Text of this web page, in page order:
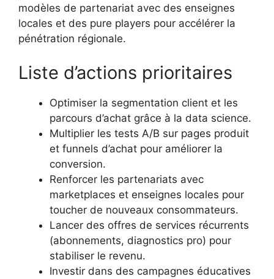
modèles de partenariat avec des enseignes
locales et des pure players pour accélérer la
pénétration régionale.
Liste d’actions prioritaires
Optimiser la segmentation client et les
parcours d’achat grâce à la data science.
Multiplier les tests A/B sur pages produit
et funnels d’achat pour améliorer la
conversion.
Renforcer les partenariats avec
marketplaces et enseignes locales pour
toucher de nouveaux consommateurs.
Lancer des offres de services récurrents
(abonnements, diagnostics pro) pour
stabiliser le revenu.
Investir dans des campagnes éducatives